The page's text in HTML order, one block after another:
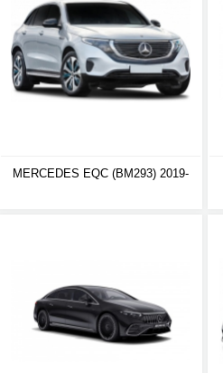
MERCEDES EQC (BM293) 2019-